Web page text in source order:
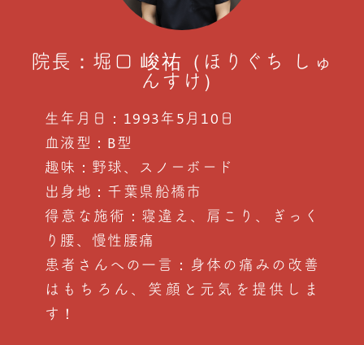
院長：堀口 峻祐（ほりぐち しゅ
んすけ）
生年月日：1993年5月10日
血液型：B型
趣味：野球、スノーボード
出身地：千葉県船橋市
得意な施術：寝違え、肩こり、ぎっく
り腰、慢性腰痛
患者さんへの一言：身体の痛みの改善
はもちろん、笑顔と元気を提供しま
す！